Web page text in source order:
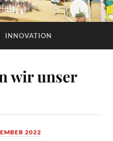
INNOVATION
wir unser
2022